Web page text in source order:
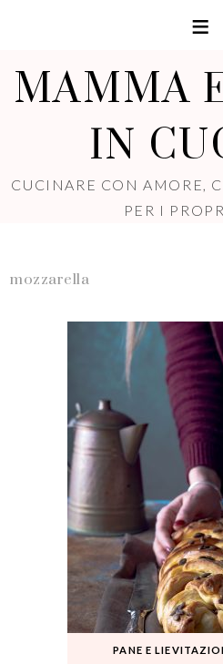
MAMMA
IN
CUCINARE CON AMORE,
PER I
mozzarella
PANE E